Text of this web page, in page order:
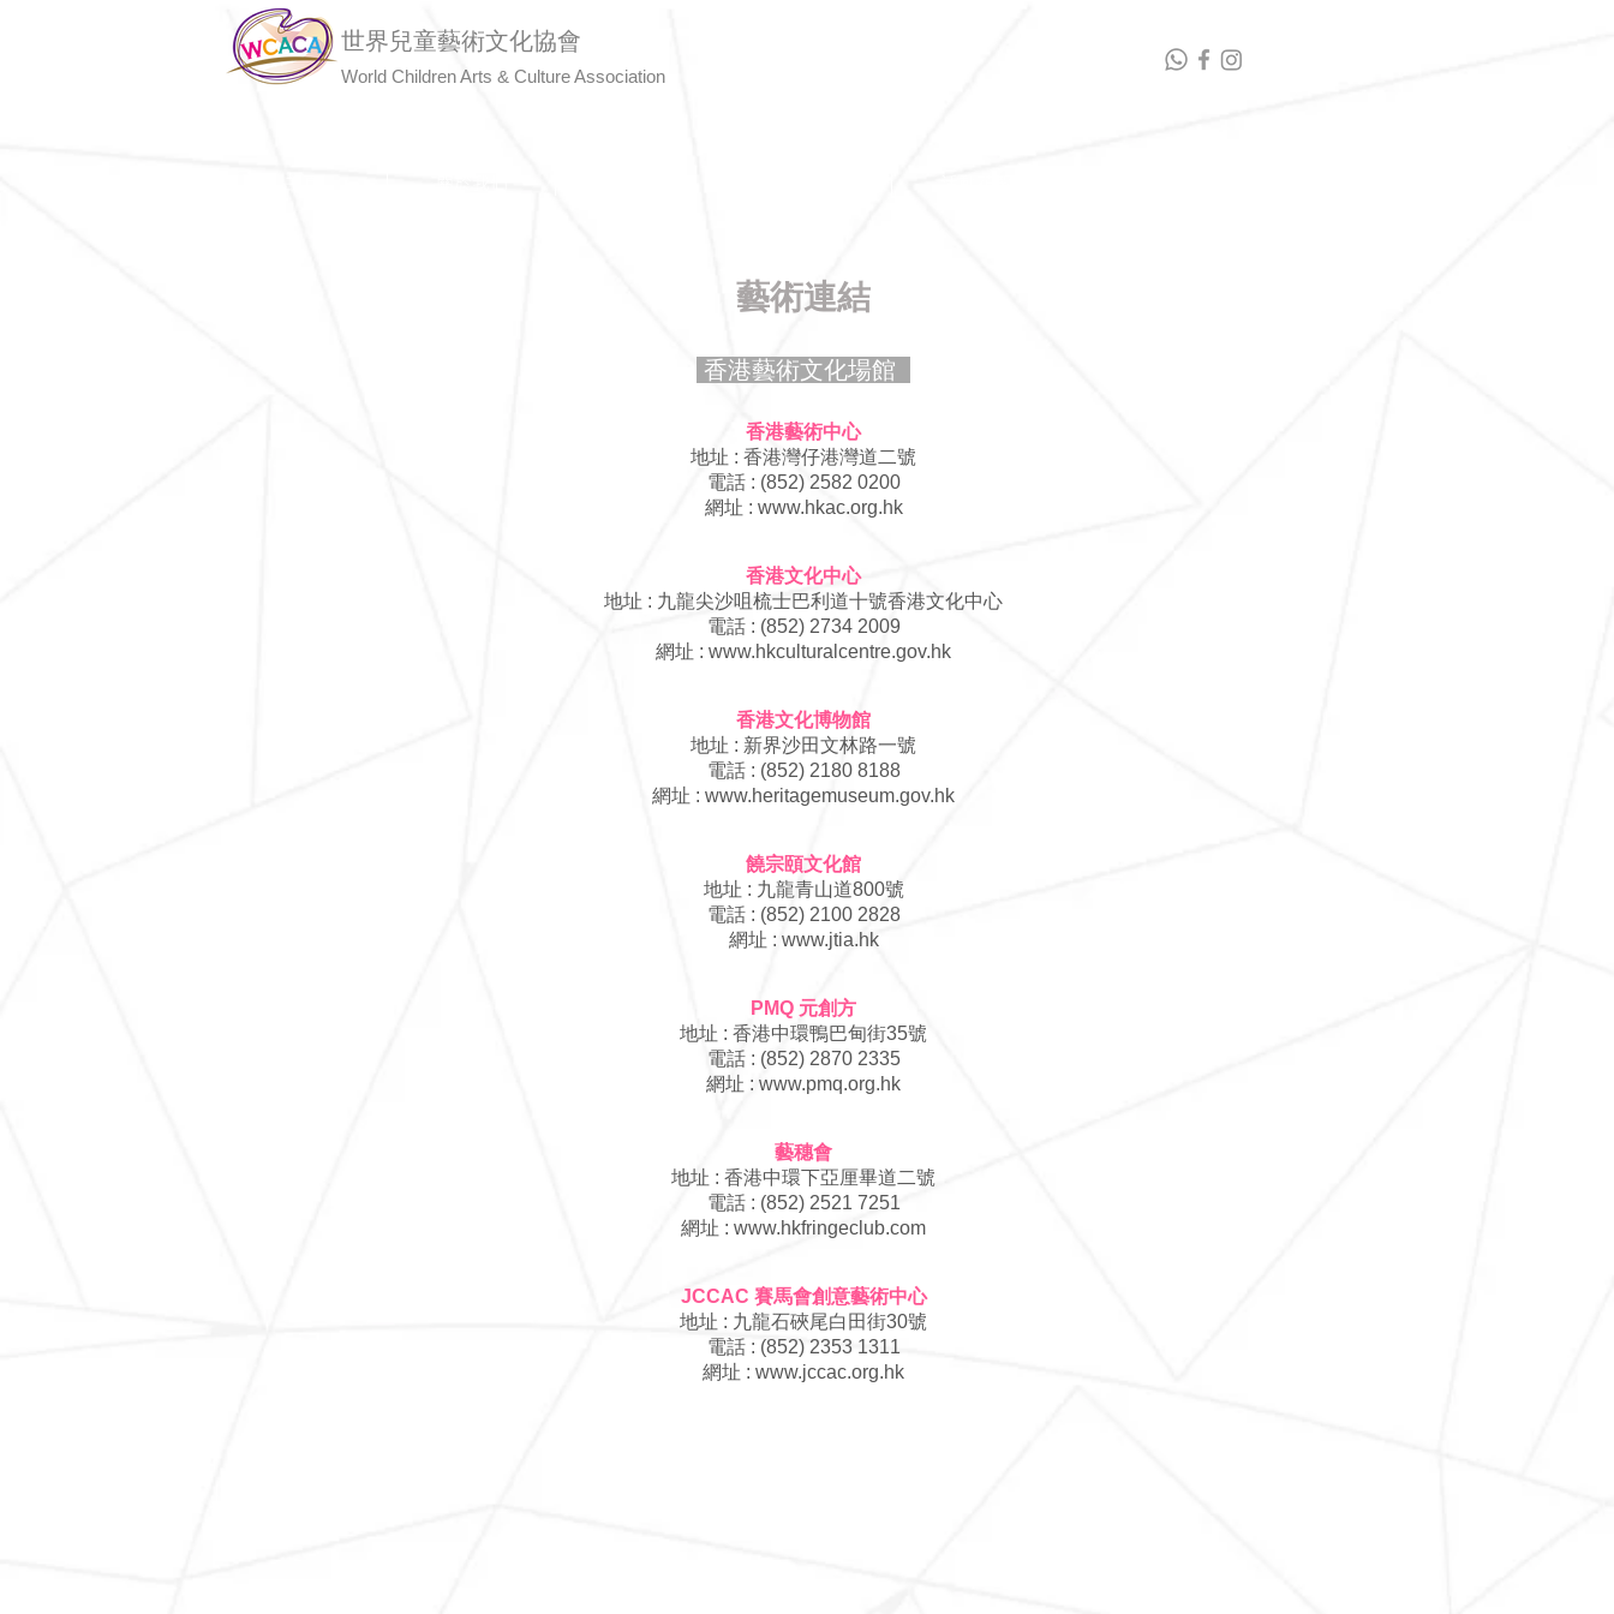
世界兒童藝術文化協會
World Children Arts & Culture Association
藝術連結​
香港藝術文化場館
香港藝術中心
地址 : 香港灣仔港灣道二號
電話 : (852) 2582 0200
​網址 : www.hkac.org.hk
香港文化中心
地址 : 九龍尖沙咀梳士巴利道十號香港文化中心
電話 : (852) 2734 2009
​網址 : www.hkculturalcentre.gov.hk
香港文化博物館
地址 : 新界沙田文林路一號
電話 : (852) 2180 8188
​網址 : www.heritagemuseum.gov.hk
饒宗頤文化館
地址 : 九龍青山道800號
電話 : (852) 2100 2828
​網址 : www.jtia.hk
PMQ 元創方
地址 : 香港中環鴨巴甸街35號
電話 : (852) 2870 2335
​網址 : www.pmq.org.hk
藝穗會
地址 : 香港中環下亞厘畢道二號
電話 : (852) 2521 7251
​網址 : www.hkfringeclub.com
JCCAC 賽馬會創意藝術中心
地址 : 九龍石硤尾白田街30號
電話 : (852) 2353 1311
​網址 : www.jccac.org.hk